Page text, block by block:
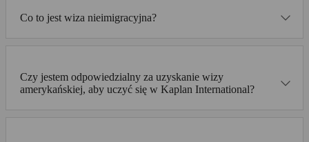
Co to jest wiza nieimigracyjna?
Czy jestem odpowiedzialny za uzyskanie wizy
amerykańskiej, aby uczyć się w Kaplan International?